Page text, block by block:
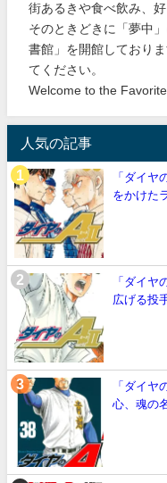
街あるきや食べ飲み、
そのときどきに「夢中
書館」を開館しており
てください。
Welcome to the
人気の記事
「ダイ
をかけた
「ダイヤ
広げる投
「ダイヤ
心、魂の